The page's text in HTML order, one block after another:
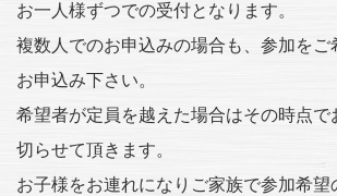
お一人様ずつでの受付となります。
複数人でのお申込みの場合も、参加をご
お申込み下さい。
希望者が定員を越えた場合はその時点で
切らせて頂きます。
お子様をお連れになりご家族で参加希望